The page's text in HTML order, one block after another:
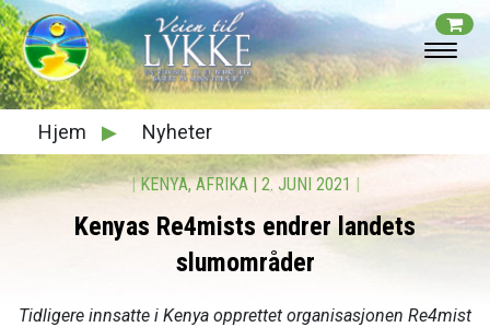
Hjem ▶ Nyheter
|KENYA, AFRIKA| 2. JUNI 2021 |
Kenyas Re4mists endrer landets
slumområder
Tidligere innsatte i Kenya opprettet organisasjonen Re4mist